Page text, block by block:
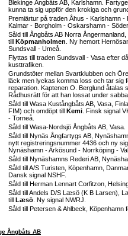
Blekinge Ångbåts AB, Karlshamn.
kunna ta sig uppför den krokiga och
Premiärtur på traden Åhus - Karlshamn
Kalmar - Borgholm - Oskarshamn -
Såld till Ångbåts AB Norra
till Köpmanholmen . Ny hemort
Sundsvall - Umeå.
Flyttas till traden Sundsvall - Vasa efter
kusttrafiken.
Grundstöter mellan Svartklubben och
läck men lyckas komma loss och tar sig
reparation. Kaptenen O. Berglund åtalas
Rådhusrätt för att han lossat under
Såld till Wasa Kustångbåts AB, Vasa,
FIM) och omdöpt till Kemi . Finsk signal
- Torneå.
Såld till Wasa-Nordsjö Ångbåts AB, Vasa.
Såld till Nynäs Ångfartygs AB,
nytt registreringsnummer 4436 och ny
Nynäshamn - Arkösund - Norrköping -
Såld till Nynäshamns Rederi AB,
Såld till A/S Turisten, Köpenhamn,
Dansk signal NSHF.
Såld till Herman Lennart Corfitzon,
Såld till Andels D/S Læsö (K B Larsen),
till Læsö . Ny signal NWRJ.
Såld till Petersen & Ahlbeck, Köpenhamn
Ångbåts AB